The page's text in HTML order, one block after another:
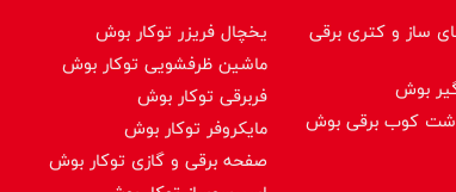
ساز و کتری برقی
بوش
کوب برقی بوش
یخچال فریزر توکار بوش
ماشین ظرفشویی توکار بوش
فربرقی توکار بوش
مایکروفر توکار بوش
صفحه برقی و گازی توکار بوش